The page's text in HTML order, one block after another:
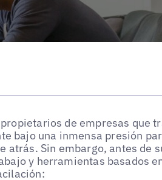
de empresas que
bajo una inmensa presión
atrás. Sin embargo, antes de
y herramientas basados